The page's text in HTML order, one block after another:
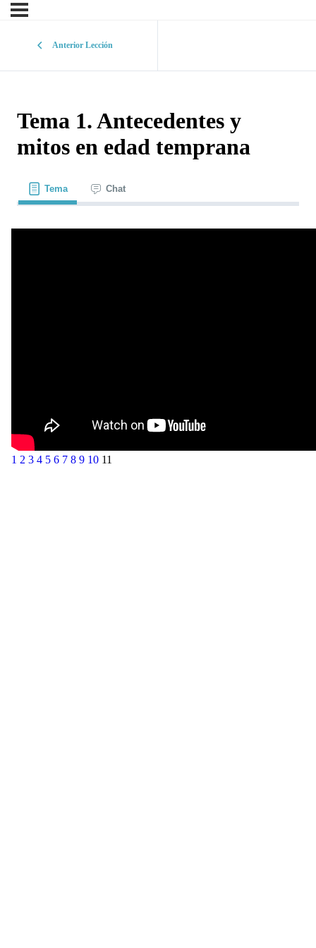
Anterior Lección
Tema 1. Antecedentes y
mitos en edad temprana
Tema Chat
1 2 3 4 5 6 7 8 9 10 11